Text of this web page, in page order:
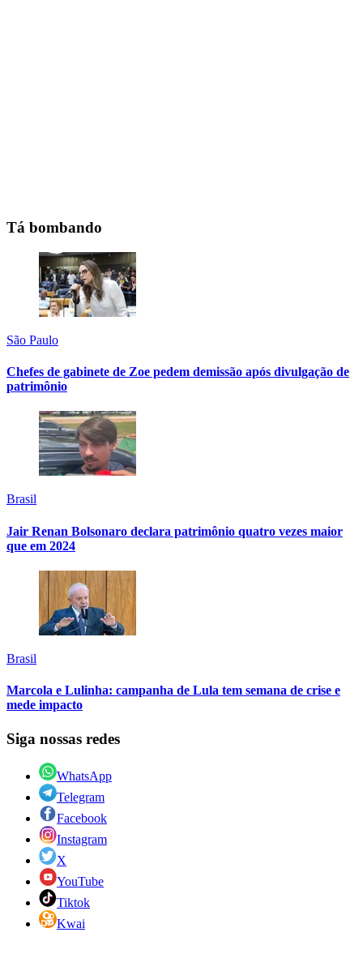
Tá bombando
São Paulo
Chefes de gabinete de Zoe pedem demissão após divulgação de
patrimônio
Brasil
Jair Renan Bolsonaro declara patrimônio quatro vezes maior
que em 2024
Brasil
Marcola e Lulinha: campanha de Lula tem semana de crise e
mede impacto
Siga nossas redes
WhatsApp
Telegram
Facebook
Instagram
X
YouTube
Tiktok
Kwai